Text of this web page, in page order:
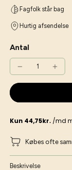
Fagfolk står bag
Hurtig afsendelse
Antal
Købes ofte
Beskrivelse